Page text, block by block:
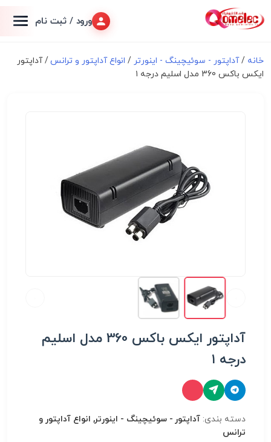
ورود / ثبت نام
خانه /آداپتور - سوئیچینگ - اینورتر / انواع آداپتور و ترانس/ آداپتور
ایکس باکس 360 مدل اسلیم درجه ۱
آداپتور ایکس باکس 360 مدل اسلیم
درجه ۱
دسته بندی: آداپتور - سوئیچینگ - اینورتر, انواع آداپتور و
ترانس